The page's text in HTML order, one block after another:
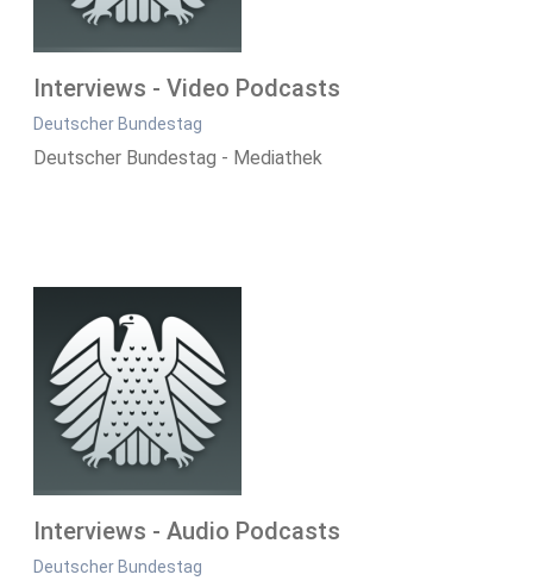
Interviews - Video Podcasts
Deutscher Bundestag
Deutscher Bundestag - Mediathek
Interviews - Audio Podcasts
Deutscher Bundestag